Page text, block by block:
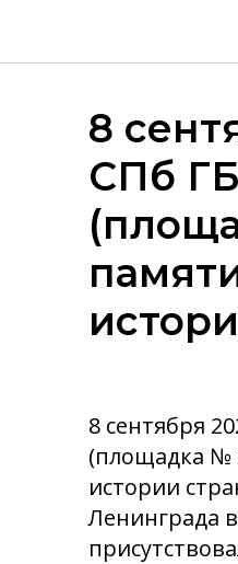
8
СПб
8 сентября
(площадка №
истории
Ленинграда